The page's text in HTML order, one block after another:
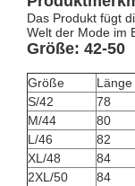
Das Produkt fügt
Welt der Mode im
Größe: 42-50
Größe Länge
S/42
78
M/44
80
L/46
82
XL/48
84
2XL/50
84